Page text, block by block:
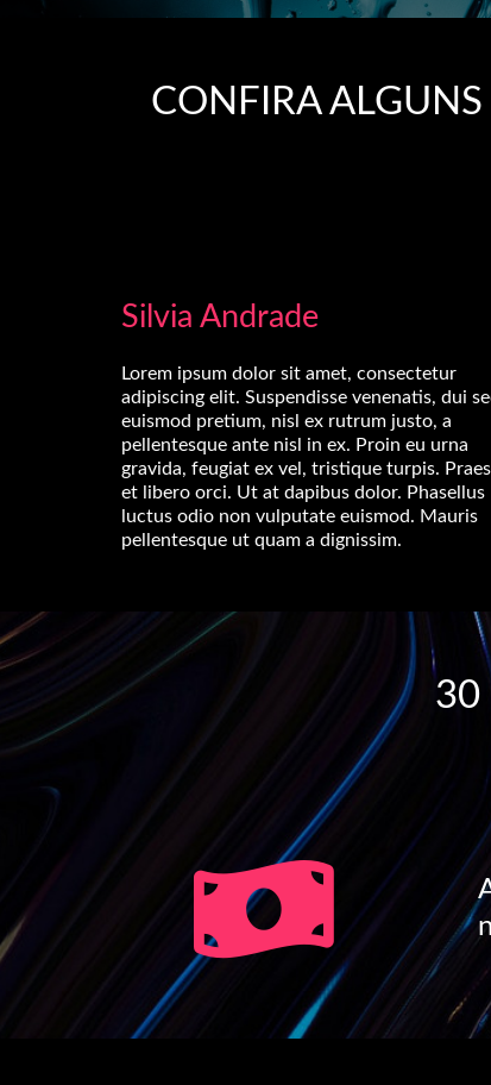
CONFIRA
Silvia Andrade
Lorem ipsum dolor sit amet, consectetur
adipiscing elit. Suspendisse venenatis, dui
euismod pretium, nisl ex rutrum justo, a
pellentesque ante nisl in ex. Proin eu urna
gravida, feugiat ex vel, tristique turpis.
et libero orci. Ut at dapibus dolor. Phasellus
luctus odio non vulputate euismod. Mauris
pellentesque ut quam a dignissim.
30